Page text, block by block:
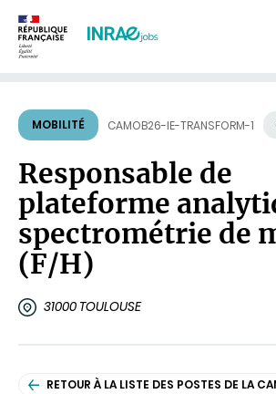
MOBILITÉ CAMOB26-IE-TRANSFORM-1
Responsable de
plateforme
spectrométrie de
(F/H)
31000 TOULOUSE
RETOUR À LA LISTE DES POSTES DE LA